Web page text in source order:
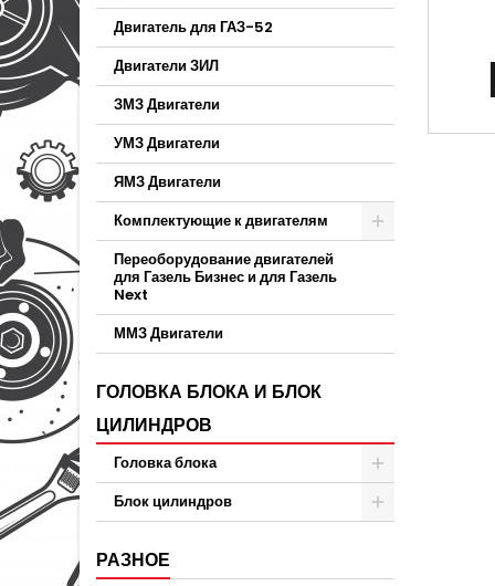
Двигатель для ГАЗ-52
Двигатели ЗИЛ
ЗМЗ Двигатели
УМЗ Двигатели
ЯМЗ Двигатели
Комплектующие к двигателям
Переоборудование двигателей
для Газель Бизнес и для Газель
Next
ММЗ Двигатели
ГОЛОВКА БЛОКА И БЛОК
ЦИЛИНДРОВ
Головка блока
Блок цилиндров
РАЗНОЕ